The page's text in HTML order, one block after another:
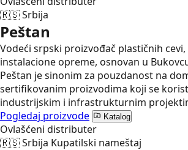
🇷🇸Srbija
Peštan
Vodeći srpski proizvođač plastičnih
instalacione opreme, osnovan u
Peštan je sinonim za pouzdanost na
sertifikovanim proizvodima koji se
industrijskim i infrastrukturnim
Pogledaj proizvode
Katalog
Ovlašćeni distributer
🇷🇸Srbija Kupatilski nameštaj